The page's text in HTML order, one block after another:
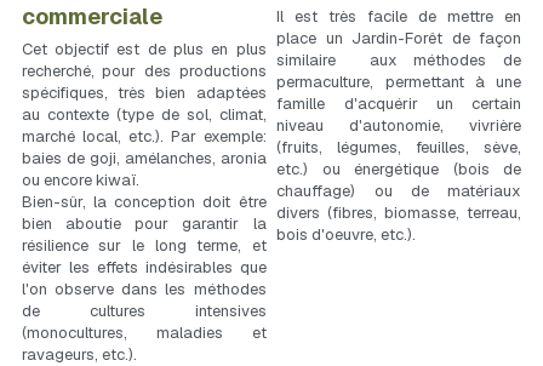
commerciale
Cet objectif est de plus en plus
recherché, pour des productions
spécifiques, très bien adaptées
au contexte (type de sol, climat,
marché local, etc.). Par exemple:
baies de goji, amélanches, aronia
ou encore kiwaï.
Bien-sûr, la conception doit être
bien aboutie pour garantir la
résilience sur le long terme, et
éviter les effets indésirables que
l'on observe dans les méthodes
de cultures intensives
(monocultures, maladies et
ravageurs, etc.).
Il est très facile de mettre en
place un Jardin-Forêt de façon
similaire  aux méthodes de
permaculture, permettant à une
famille d'acquérir un certain
niveau d'autonomie, vivrière
(fruits, légumes, feuilles, sève,
etc.) ou énergétique (bois de
chauffage) ou de matériaux
divers (fibres, biomasse, terreau,
bois d'oeuvre, etc.).